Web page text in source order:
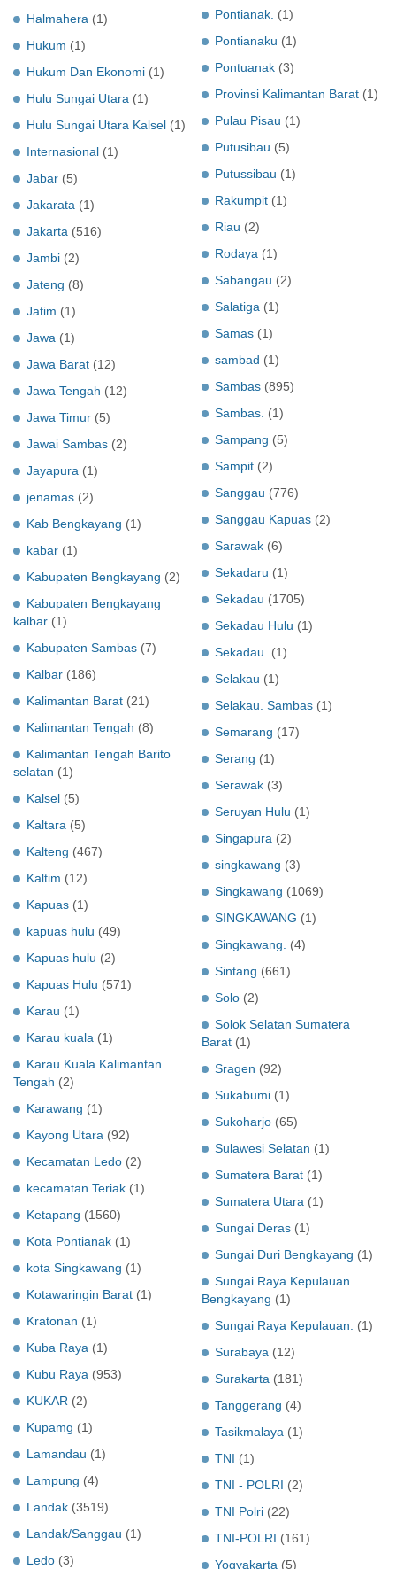
Halmahera (1)
Hukum (1)
Hukum Dan Ekonomi (1)
Hulu Sungai Utara (1)
Hulu Sungai Utara Kalsel (1)
Internasional (1)
Jabar (5)
Jakarata (1)
Jakarta (516)
Jambi (2)
Jateng (8)
Jatim (1)
Jawa (1)
Jawa Barat (12)
Jawa Tengah (12)
Jawa Timur (5)
Jawai Sambas (2)
Jayapura (1)
jenamas (2)
Kab Bengkayang (1)
kabar (1)
Kabupaten Bengkayang (2)
Kabupaten Bengkayang
kalbar (1)
Kabupaten Sambas (7)
Kalbar (186)
Kalimantan Barat (21)
Kalimantan Tengah (8)
Kalimantan Tengah Barito
selatan (1)
Kalsel (5)
Kaltara (5)
Kalteng (467)
Kaltim (12)
Kapuas (1)
kapuas hulu (49)
Kapuas hulu (2)
Kapuas Hulu (571)
Karau (1)
Karau kuala (1)
Karau Kuala Kalimantan
Tengah (2)
Karawang (1)
Kayong Utara (92)
Kecamatan Ledo (2)
kecamatan Teriak (1)
Ketapang (1560)
Kota Pontianak (1)
kota Singkawang (1)
Kotawaringin Barat (1)
Kratonan (1)
Kuba Raya (1)
Kubu Raya (953)
KUKAR (2)
Kupamg (1)
Lamandau (1)
Lampung (4)
Landak (3519)
Landak/Sanggau (1)
Ledo (3)
Pontianak. (1)
Pontianaku (1)
Pontuanak (3)
Provinsi Kalimantan Barat (1)
Pulau Pisau (1)
Putusibau (5)
Putussibau (1)
Rakumpit (1)
Riau (2)
Rodaya (1)
Sabangau (2)
Salatiga (1)
Samas (1)
sambad (1)
Sambas (895)
Sambas. (1)
Sampang (5)
Sampit (2)
Sanggau (776)
Sanggau Kapuas (2)
Sarawak (6)
Sekadaru (1)
Sekadau (1705)
Sekadau Hulu (1)
Sekadau.
(1)
Selakau (1)
Selakau. Sambas (1)
Semarang (17)
Serang (1)
Serawak (3)
Seruyan Hulu (1)
Singapura (2)
singkawang (3)
Singkawang (1069)
SINGKAWANG (1)
Singkawang.
(4)
Sintang (661)
Solo (2)
Solok Selatan Sumatera
Barat (1)
Sragen (92)
Sukabumi (1)
Sukoharjo (65)
Sulawesi Selatan (1)
Sumatera Barat (1)
Sumatera Utara (1)
Sungai Deras (1)
Sungai Duri Bengkayang (1)
Sungai Raya Kepulauan
Bengkayang (1)
Sungai Raya Kepulauan.
(1)
Surabaya (12)
Surakarta (181)
Tanggerang (4)
Tasikmalaya (1)
TNI (1)
TNI - POLRI (2)
TNI Polri (22)
TNI-POLRI (161)
Yogyakarta (5)